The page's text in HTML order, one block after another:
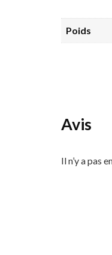
Poids
Avis
Il n’y a pas